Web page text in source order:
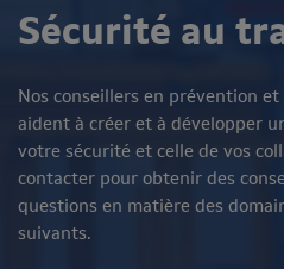
Sécurité au
Nos conseillers en prévention
aident à créer et à développer
votre sécurité et celle de vos
contacter pour obtenir des
questions en matière des
suivants.